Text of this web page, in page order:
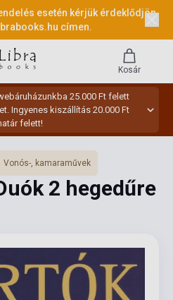
esetén kérjük érdeklődjön
címen.
25.000 Ft felett
Ingyenes kiszállítás 20.000 Ft
felett!
Kosár
Vonós-, kamaraművek
2 hegedűre